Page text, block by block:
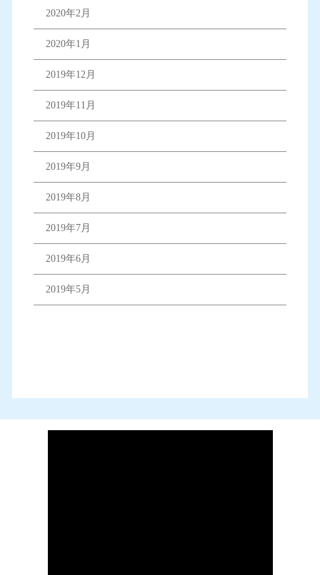
2020年2月
2020年1月
2019年12月
2019年11月
2019年10月
2019年9月
2019年8月
2019年7月
2019年6月
2019年5月